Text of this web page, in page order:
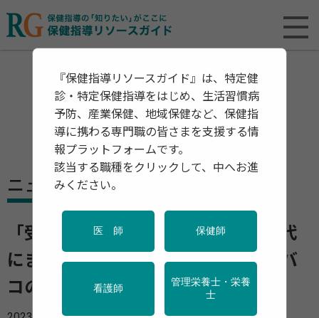
ニュース
「受動喫煙」の悪影響は子供や孫の代
にまで引き継がれる 危険なのはタバ
コの煙だけではない
『保健指導リソースガイド』は、特定健
診・特定保健指導をはじめ、生活習慣病
予防、産業保健、地域保健など、保健指
導に携わる専門職の皆さまを支援する情
報プラットフォームです。
該当する職種をクリックして、中へお進
みください。
医 師 保健師
看護師
管理栄養士・栄養
士